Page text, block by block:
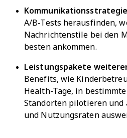
A/B-Tests herausfinden,
Nachrichtenstile bei den
besten ankommen.
Leistungspakete
Benefits, wie
Health-Tage, in
Standorten pilotieren und
und Nutzungsraten